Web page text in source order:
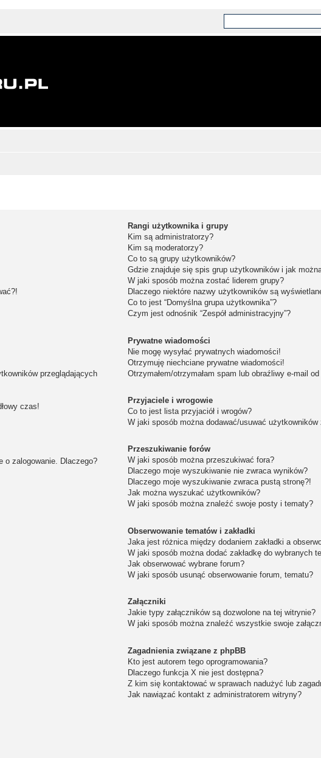
przeglądających
czas!
o zalogowanie. Dlaczego?
Rangi użytkownika i grupy
Kim są administratorzy?
Kim są moderatorzy?
Co to są grupy użytkowników?
Gdzie znajduje się spis grup użytkowników i jak
W jaki sposób można zostać liderem grupy?
Dlaczego niektóre nazwy użytkowników są
Co to jest “Domyślna grupa użytkownika”?
Czym jest odnośnik “Zespół administracyjny”?
Prywatne wiadomości
Nie mogę wysyłać prywatnych wiadomości!
Otrzymuję niechciane prywatne wiadomości!
Otrzymałem/otrzymałam spam lub obraźliwy e-mail
Przyjaciele i wrogowie
Co to jest lista przyjaciół i wrogów?
W jaki sposób można dodawać/usuwać użytkowników
Przeszukiwanie forów
W jaki sposób można przeszukiwać fora?
Dlaczego moje wyszukiwanie nie zwraca wyników?
Dlaczego moje wyszukiwanie zwraca pustą stronę?!
Jak można wyszukać użytkowników?
W jaki sposób można znaleźć swoje posty i tematy?
Obserwowanie tematów i zakładki
Jaka jest różnica między dodaniem zakładki a
W jaki sposób można dodać zakładkę do wybranych
Jak obserwować wybrane forum?
W jaki sposób usunąć obserwowanie forum, tematu?
Załączniki
Jakie typy załączników są dozwolone na tej witrynie?
W jaki sposób można znaleźć wszystkie swoje
Zagadnienia związane z phpBB
Kto jest autorem tego oprogramowania?
Dlaczego funkcja X nie jest dostępna?
Z kim się kontaktować w sprawach nadużyć lub
Jak nawiązać kontakt z administratorem witryny?